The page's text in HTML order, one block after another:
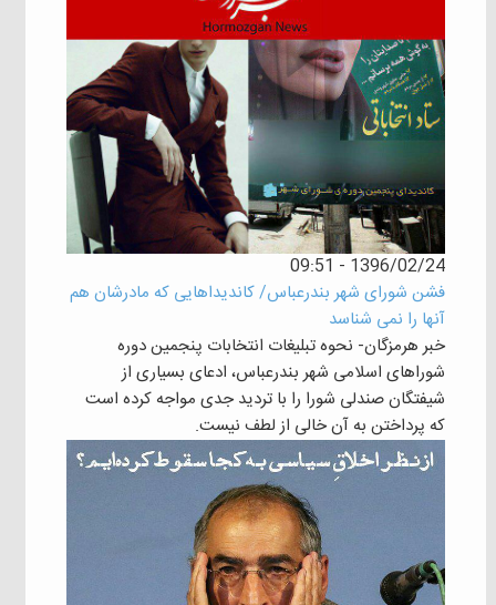
1396/02/24 - 09:51
فشن شورای شهر بندرعباس/ کاندیداهایی که مادرشان هم
آنها را نمی شناسد
خبر هرمزگان- نحوه تبلیغات انتخابات پنجمین دوره
شوراهای اسلامی شهر بندرعباس، ادعای بسیاری از
شیفتگان صندلی شورا را با تردید جدی مواجه کرده است
که پرداختن به آن خالی از لطف نیست.